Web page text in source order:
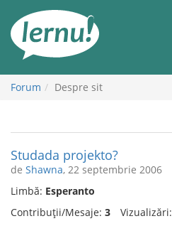
conținut
Forum Despre sit
Studada projekto?
de Shawna, 22 septembrie 2006
Limbă: Esperanto
Contribuții/Mesaje: 3 Vizualizări: